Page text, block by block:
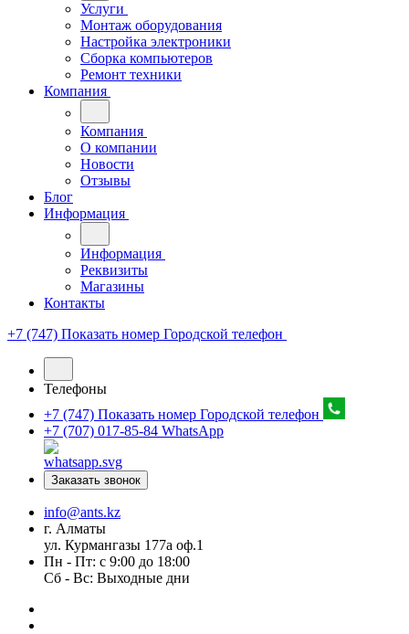
Услуги
Монтаж оборудования
Настройка электроники
Сборка компьютеров
Ремонт техники
Компания
Компания
О компании
Новости
Отзывы
Блог
Информация
Информация
Реквизиты
Магазины
Контакты
+7 (747) Показать номер Городской телефон
Телефоны
+7 (747) Показать номер Городской телефон
+7 (707) 017-85-84 WhatsApp
Заказать звонок
info@ants.kz
г. Алматы
ул. Курмангазы 177а оф.1
Пн - Пт: с 9:00 до 18:00
Сб - Вс: Выходные дни